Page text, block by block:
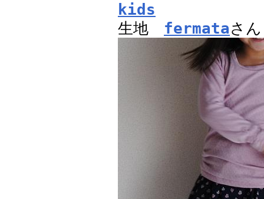
kids
生地 fermataさん